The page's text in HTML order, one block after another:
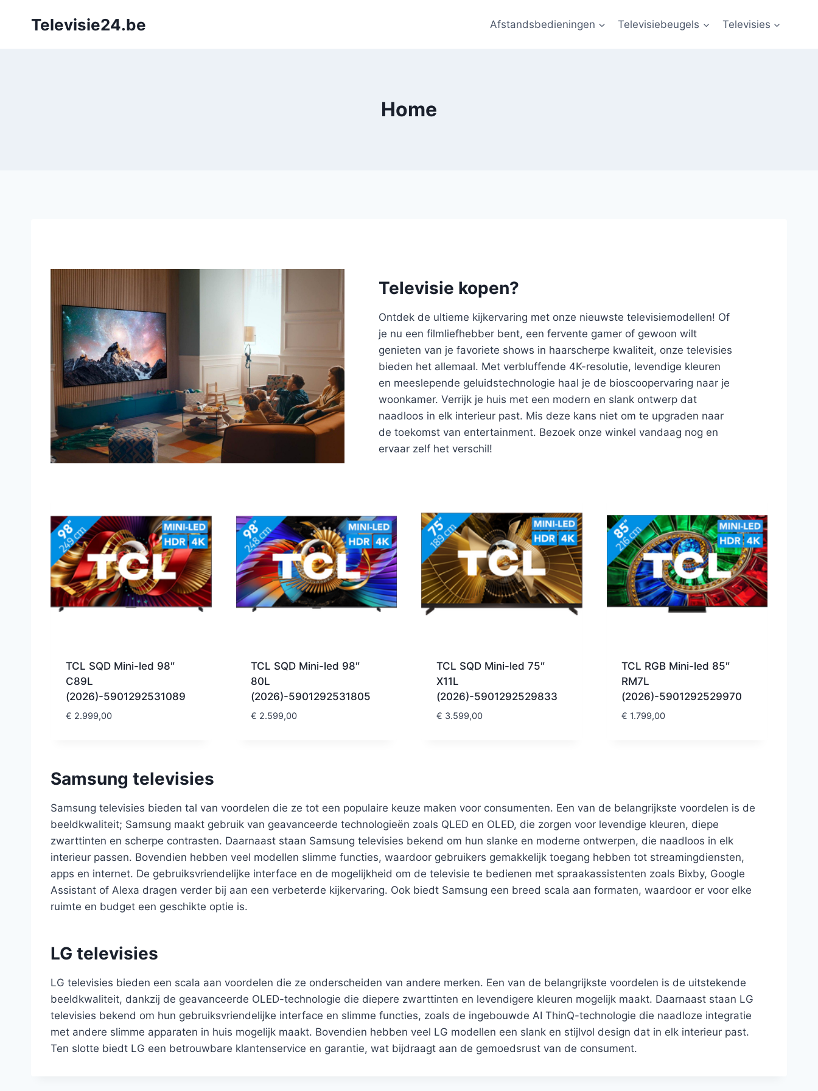
Televisie24.be Afstandsbedieningen Televisiebeugels Televisies
Home
Televisie kopen?
Ontdek de ultieme kijkervaring met onze nieuwste televisiemodellen! Of
je nu een filmliefhebber bent, een fervente gamer of gewoon wilt
genieten van je favoriete shows in haarscherpe kwaliteit, onze televisies
bieden het allemaal. Met verbluffende 4K-resolutie, levendige kleuren
en meeslepende geluidstechnologie haal je de bioscoopervaring naar je
woonkamer. Verrijk je huis met een modern en slank ontwerp dat
naadloos in elk interieur past. Mis deze kans niet om te upgraden naar
de toekomst van entertainment. Bezoek onze winkel vandaag nog en
ervaar zelf het verschil!
TCL SQD Mini-led 98″
C89L
(2026)-5901292531089
€ 2.999,00
TCL SQD Mini-led 98″
80L
(2026)-5901292531805
€ 2.599,00
TCL SQD Mini-led 75″
X11L
(2026)-5901292529833
€ 3.599,00
TCL RGB Mini-led 85″
RM7L
(2026)-5901292529970
€ 1.799,00
Samsung televisies
Samsung televisies bieden tal van voordelen die ze tot een populaire keuze maken voor consumenten. Een van de belangrijkste voordelen is de
beeldkwaliteit; Samsung maakt gebruik van geavanceerde technologieën zoals QLED en OLED, die zorgen voor levendige kleuren, diepe
zwarttinten en scherpe contrasten. Daarnaast staan Samsung televisies bekend om hun slanke en moderne ontwerpen, die naadloos in elk
interieur passen. Bovendien hebben veel modellen slimme functies, waardoor gebruikers gemakkelijk toegang hebben tot streamingdiensten,
apps en internet. De gebruiksvriendelijke interface en de mogelijkheid om de televisie te bedienen met spraakassistenten zoals Bixby, Google
Assistant of Alexa dragen verder bij aan een verbeterde kijkervaring. Ook biedt Samsung een breed scala aan formaten, waardoor er voor elke
ruimte en budget een geschikte optie is.
LG televisies
LG televisies bieden een scala aan voordelen die ze onderscheiden van andere merken. Een van de belangrijkste voordelen is de uitstekende
beeldkwaliteit, dankzij de geavanceerde OLED-technologie die diepere zwarttinten en levendigere kleuren mogelijk maakt. Daarnaast staan LG
televisies bekend om hun gebruiksvriendelijke interface en slimme functies, zoals de ingebouwde AI ThinQ-technologie die naadloze integratie
met andere slimme apparaten in huis mogelijk maakt. Bovendien hebben veel LG modellen een slank en stijlvol design dat in elk interieur past.
Ten slotte biedt LG een betrouwbare klantenservice en garantie, wat bijdraagt aan de gemoedsrust van de consument.